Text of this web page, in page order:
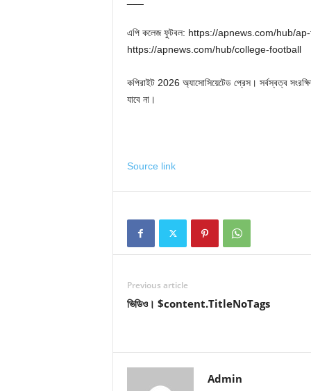
এপি কলেজ ফুটবল: https://apnews.com/hub/
https://apnews.com/hub/college-football
কপিরাইট 2026 অ্যাসোসিয়েটেড প্রেস। সর্বস্বত্ব
যাবে না।
Source link
Previous article
ভিডিও। $content.TitleNoTags
Admin